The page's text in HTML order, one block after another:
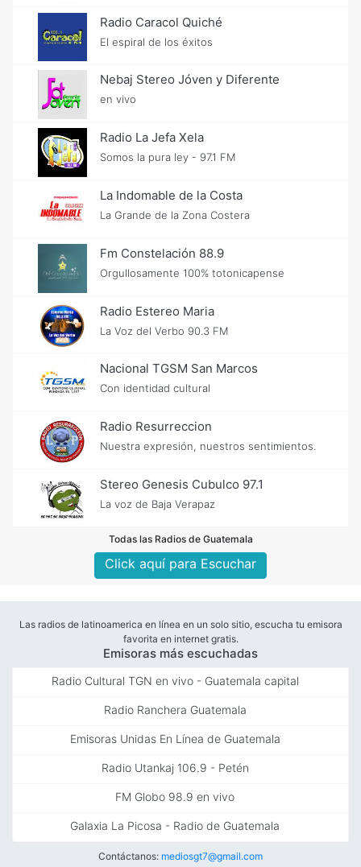
Radio Caracol Quiché
El espiral de los éxitos
Nebaj Stereo Jóven y Diferente
en vivo
Radio La Jefa Xela
Somos la pura ley - 97.1 FM
La Indomable de la Costa
La Grande de la Zona Costera
Fm Constelación 88.9
Orgullosamente 100% totonicapense
Radio Estereo Maria
La Voz del Verbo 90.3 FM
Nacional TGSM San Marcos
Con identidad cultural
Radio Resurreccion
Nuestra expresión, nuestros sentimientos.
Stereo Genesis Cubulco 97.1
La voz de Baja Verapaz
Todas las Radios de Guatemala
Click aquí para Escuchar
Las radios de latinoamerica en línea en un solo sitio, escucha tu emisora
favorita en internet gratis.
Emisoras más escuchadas
Radio Cultural TGN en vivo - Guatemala capital
Radio Ranchera Guatemala
Emisoras Unidas En Línea de Guatemala
Radio Utankaj 106.9 - Petén
FM Globo 98.9 en vivo
Galaxia La Picosa - Radio de Guatemala
Contáctanos: mediosgt7@gmail.com